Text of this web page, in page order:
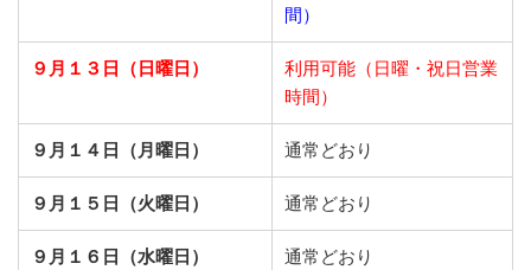
間）
９月１３日（日曜日）
利用可能（日曜・祝日営業
時間）
９月１４日（月曜日） 通常どおり
９月１５日（火曜日） 通常どおり
９月１６日（水曜日） 通常どおり